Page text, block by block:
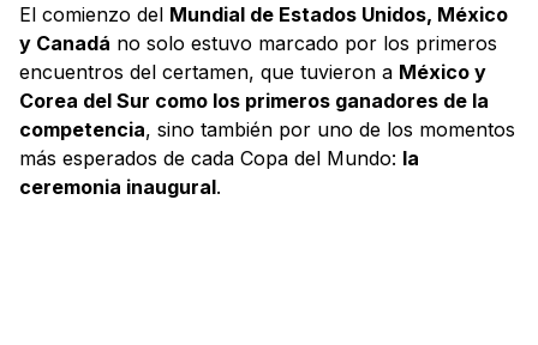
El comienzo del Mundial de Estados Unidos, México
y Canadá no solo estuvo marcado por los primeros
encuentros del certamen, que tuvieron a México y
Corea del Sur como los primeros ganadores de la
competencia, sino también por uno de los momentos
más esperados de cada Copa del Mundo: la
ceremonia inaugural.